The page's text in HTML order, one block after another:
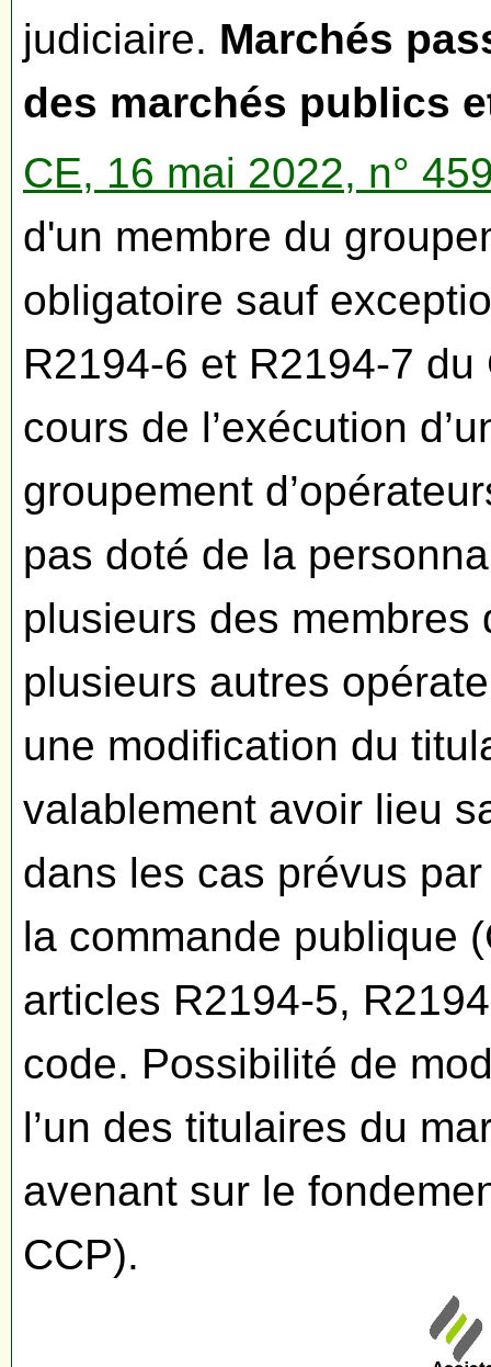
judiciaire. Marchés
des marchés publics
CE, 16 mai 2022, n°
d'un membre du
obligatoire sauf
R2194-6 et R2194-7
cours de l’exécution
groupement
pas doté de la
plusieurs des membres
plusieurs autres
une modification du
valablement avoir lieu
dans les cas prévus
la commande publique
articles R2194-5,
code. Possibilité de
l’un des titulaires du
avenant sur le
CCP).